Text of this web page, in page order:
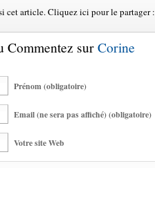
cet article. Cliquez ici pour le partager :
Commentez surCorine
Prénom (obligatoire)
Email (ne sera pas affiché) (obligatoire)
Votre site Web